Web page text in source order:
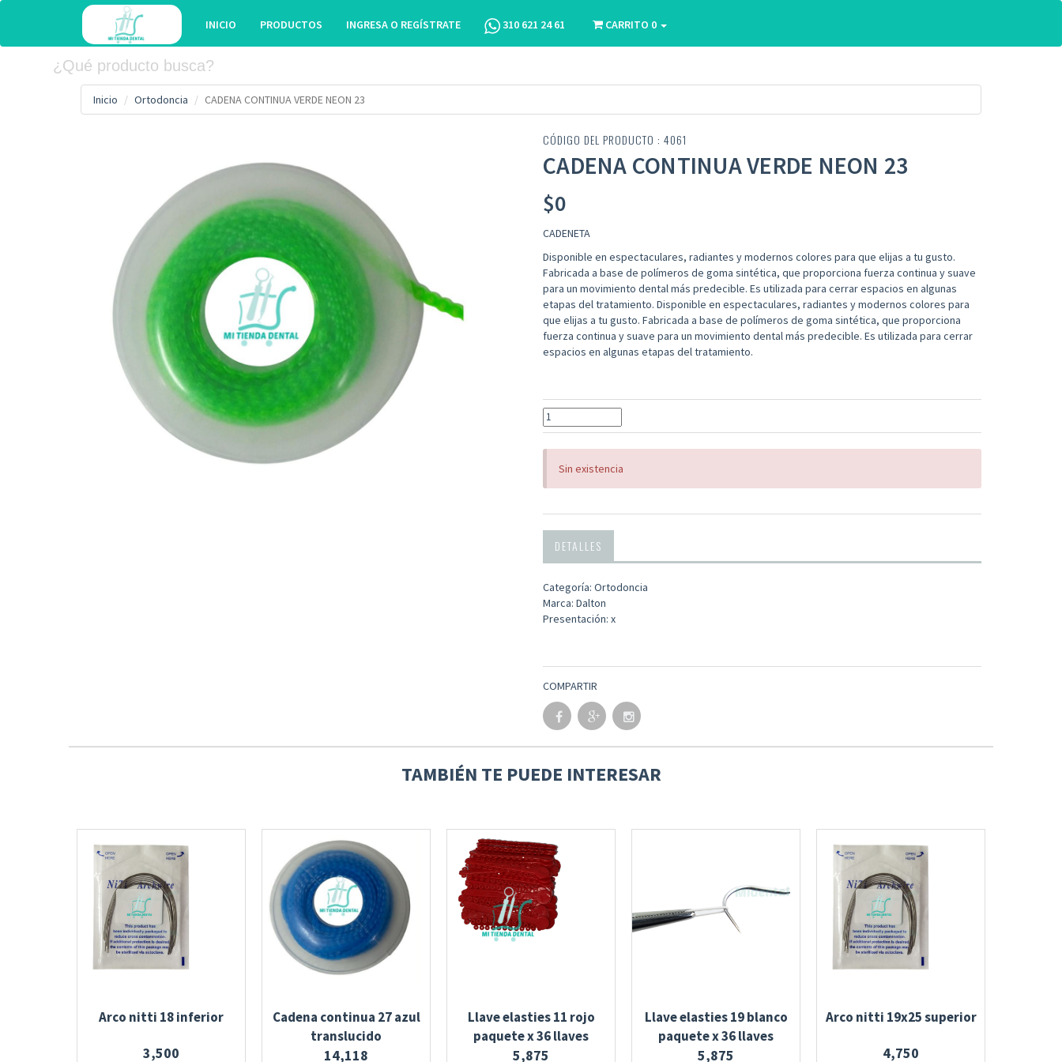
INICIO PRODUCTOS INGRESA O REGÍSTRATE 310 621 24 61 CARRITO 0
Inicio Ortodoncia CADENA CONTINUA VERDE NEON 23
CÓDIGO DEL PRODUCTO : 4061
CADENA CONTINUA VERDE NEON 23
$0
CADENETA
Disponible en espectaculares, radiantes y modernos colores para que elijas a tu gusto.
Fabricada a base de polímeros de goma sintética, que proporciona fuerza continua y suave
para un movimiento dental más predecible. Es utilizada para cerrar espacios en algunas
etapas del tratamiento. Disponible en espectaculares, radiantes y modernos colores para
que elijas a tu gusto. Fabricada a base de polímeros de goma sintética, que proporciona
fuerza continua y suave para un movimiento dental más predecible. Es utilizada para cerrar
espacios en algunas etapas del tratamiento.
Sin existencia
DETALLES
Categoría: Ortodoncia
Marca: Dalton
Presentación: x
COMPARTIR
TAMBIÉN TE PUEDE INTERESAR
Arco nitti 18 inferior
3,500
Cadena continua 27 azul
translucido
14,118
Llave elasties 11 rojo
paquete x 36 llaves
5,875
Llave elasties 19 blanco
paquete x 36 llaves
5,875
Arco nitti 19x25 superior
4,750